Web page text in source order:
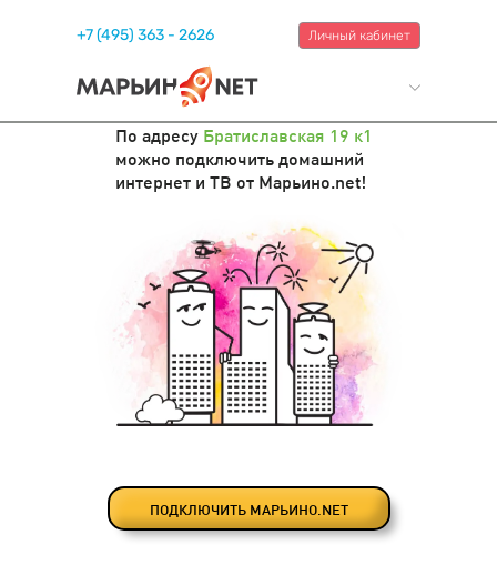
+7 (495) 363 - 2626 Личный кабинет
По адресу Братиславская 19 к1
можно подключить домашний
интернет и ТВ от Марьино.net!
ПОДКЛЮЧИТЬ МАРЬИНО.NET